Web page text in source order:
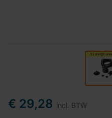
€ 29,28 incl. BTW